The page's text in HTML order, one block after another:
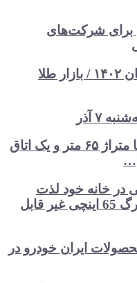
شرکت‌های
پیش بینی قیمت طلا و سکه ۸ آبان ۱۴۰۲ / بازار طلا
واحد آپارتمانی ۳ ساله در اتابک با متراژ ۶۵ متر و یک اتاق
خود لذت
می‌برند، جذابیت یک تلویزیون بزرگ 65 اینچی غیر قابل
ایران خودرو در